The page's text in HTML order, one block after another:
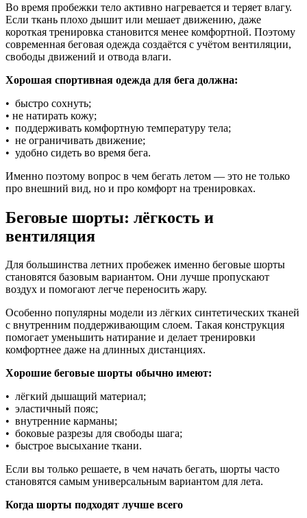
Во время пробежки тело активно нагревается и теряет влагу.
Если ткань плохо дышит или мешает движению, даже
короткая тренировка становится менее комфортной. Поэтому
современная беговая одежда создаётся с учётом вентиляции,
свободы движений и отвода влаги.
Хорошая спортивная одежда для бега должна:
• быстро сохнуть;
• не натирать кожу;
• поддерживать комфортную температуру тела;
• не ограничивать движение;
• удобно сидеть во время бега.
Именно поэтому вопрос в чем бегать летом — это не только
про внешний вид, но и про комфорт на тренировках.
Беговые шорты: лёгкость и
вентиляция
Для большинства летних пробежек именно беговые шорты
становятся базовым вариантом. Они лучше пропускают
воздух и помогают легче переносить жару.
Особенно популярны модели из лёгких синтетических тканей
с внутренним поддерживающим слоем. Такая конструкция
помогает уменьшить натирание и делает тренировки
комфортнее даже на длинных дистанциях.
Хорошие беговые шорты обычно имеют:
• лёгкий дышащий материал;
• эластичный пояс;
• внутренние карманы;
• боковые разрезы для свободы шага;
• быстрое высыхание ткани.
Если вы только решаете, в чем начать бегать, шорты часто
становятся самым универсальным вариантом для лета.
Когда шорты подходят лучше всего